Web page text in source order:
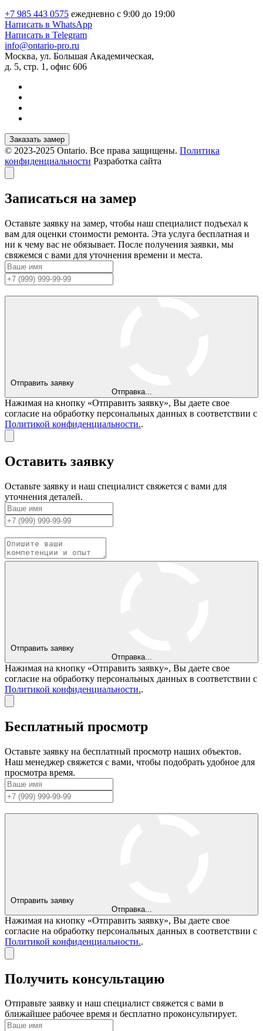
+7 985 443 0575 ежедневно с 9:00 до 19:00
Написать в WhatsApp
Написать в Telegram
info@ontario-pro.ru
Москва, ул. Большая Академическая,
д. 5, стр. 1, офис 606
Заказать замер
© 2023-2025 Ontario. Все права защищены. Политика
конфиденциальности Разработка сайта
Записаться на замер
Оставьте заявку на замер, чтобы наш специалист подъехал к
вам для оценки стоимости ремонта. Эта услуга бесплатная и
ни к чему вас не обязывает. После получения заявки, мы
свяжемся с вами для уточнения времени и места.
Отправить заявку
Отправка...
Нажимая на кнопку «Отправить заявку», Вы даете свое
согласие на обработку персональных данных в соответствии с
Политикой конфиденциальности..
Оставить заявку
Оставьте заявку и наш специалист свяжется с вами для
уточнения деталей.
Отправить заявку
Отправка...
Нажимая на кнопку «Отправить заявку», Вы даете свое
согласие на обработку персональных данных в соответствии с
Политикой конфиденциальности..
Бесплатный просмотр
Оставьте заявку на бесплатный просмотр наших объектов.
Наш менеджер свяжется с вами, чтобы подобрать удобное для
просмотра время.
Отправить заявку
Отправка...
Нажимая на кнопку «Отправить заявку», Вы даете свое
согласие на обработку персональных данных в соответствии с
Политикой конфиденциальности..
Получить консультацию
Отправьте заявку и наш специалист свяжется с вами в
ближайшее рабочее время и бесплатно проконсультирует.